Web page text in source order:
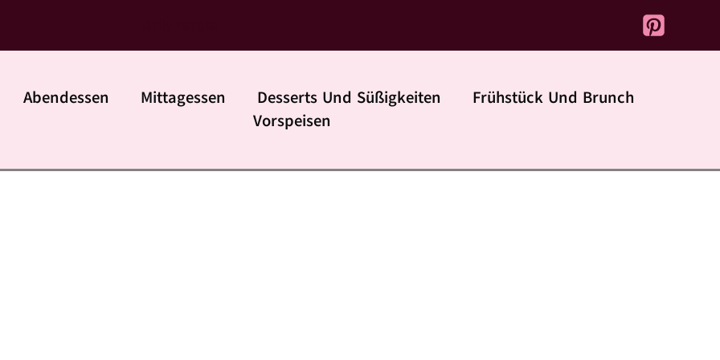
Abendessen Mittagessen Desserts Und Süßigkeiten
Frühstück Und Brunch
Vorspeisen